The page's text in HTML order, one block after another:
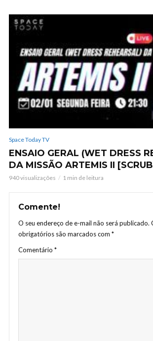
Space Today TV
ENSAIO GERAL (WET DRESS
DA MISSÃO ARTEMIS II
940 visualizações 1 min de leitura
Comente!
O seu endereço de e-mail não será publicado.
obrigatórios são marcados com *
Comentário *